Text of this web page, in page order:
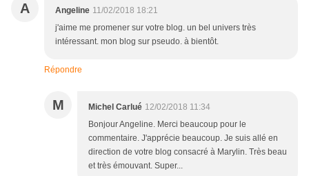
A Angeline 11/02/2018 18:21
j'aime me promener sur votre blog. un bel univers très
intéressant. mon blog sur pseudo. à bientôt.
Répondre
M Michel Carlué 12/02/2018 11:34
Bonjour Angeline. Merci beaucoup pour le
commentaire. J'apprécie beaucoup. Je suis allé en
direction de votre blog consacré à Marylin. Très beau
et très émouvant. Super...